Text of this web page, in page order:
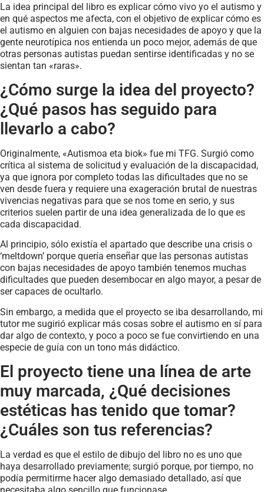
La idea principal del libro es explicar cómo vivo yo el autismo y
en qué aspectos me afecta, con el objetivo de explicar cómo es
el autismo en alguien con bajas necesidades de apoyo y que la
gente neurotípica nos entienda un poco mejor, además de que
otras personas autistas puedan sentirse identificadas y no se
sientan tan «raras».
¿Cómo surge la idea del proyecto?
¿Qué pasos has seguido para
llevarlo a cabo?
Originalmente, «Autismoa eta biok» fue mi TFG. Surgió como
crítica al sistema de solicitud y evaluación de la discapacidad,
ya que ignora por completo todas las dificultades que no se
ven desde fuera y requiere una exageración brutal de nuestras
vivencias negativas para que se nos tome en serio, y sus
criterios suelen partir de una idea generalizada de lo que es
cada discapacidad.
Al principio, sólo existía el apartado que describe una crisis o
‘meltdown’ porque quería enseñar que las personas autistas
con bajas necesidades de apoyo también tenemos muchas
dificultades que pueden desembocar en algo mayor, a pesar de
ser capaces de ocultarlo.
Sin embargo, a medida que el proyecto se iba desarrollando, mi
tutor me sugirió explicar más cosas sobre el autismo en sí para
dar algo de contexto, y poco a poco se fue convirtiendo en una
especie de guía con un tono más didáctico.
El proyecto tiene una línea de arte
muy marcada, ¿Qué decisiones
estéticas has tenido que tomar?
¿Cuáles son tus referencias?
La verdad es que el estilo de dibujo del libro no es uno que
haya desarrollado previamente; surgió porque, por tiempo, no
podía permitirme hacer algo demasiado detallado, así que